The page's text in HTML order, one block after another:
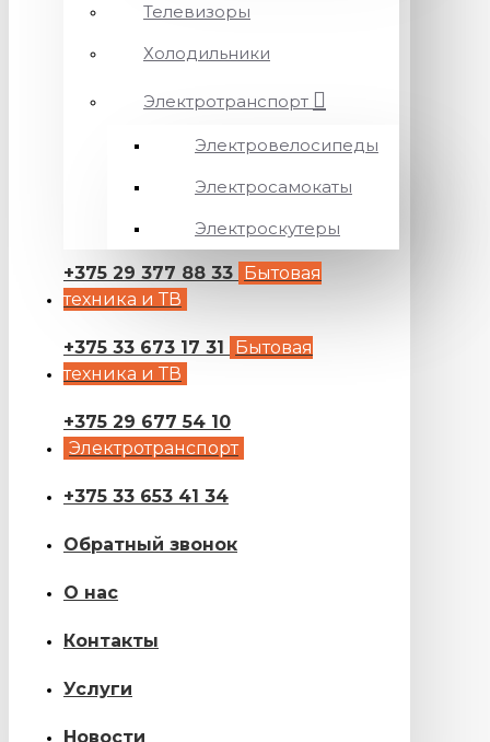
Телевизоры
Холодильники
Электротранспорт
Электровелосипеды
Электросамокаты
Электроскутеры
+375 29 377 88 33 Бытовая
техника и ТВ
+375 33 673 17 31
Бытовая
техника и ТВ
+375 29 677 54 10
Электротранспорт
+375 33 653 41 34
Обратный звонок
О нас
Контакты
Услуги
Новости